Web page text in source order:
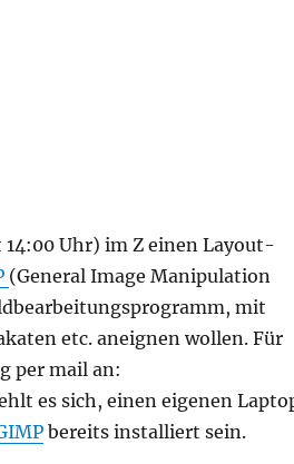
Uhr) im Z einen Layout-
(General Image Manipulation
mit
etc. aneignen wollen. Für
per mail an:
es sich, einen eigenen
bereits installiert sein.